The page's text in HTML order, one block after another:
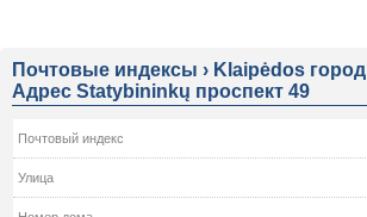
Почтовые индексы › Klaipėdos город
Адрес Statybininkų проспект 49